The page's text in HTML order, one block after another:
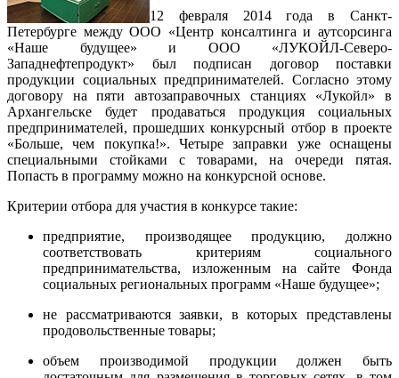
12 февраля 2014 года в Санкт-
Петербурге между ООО «Центр консалтинга и аутсорсинга
«Наше будущее» и ООО «ЛУКОЙЛ-Северо-
Западнефтепродукт» был подписан договор поставки
продукции социальных предпринимателей. Согласно этому
договору на пяти автозаправочных станциях «Лукойл» в
Архангельске будет продаваться продукция социальных
предпринимателей, прошедших конкурсный отбор в проекте
«Больше, чем покупка!». Четыре заправки уже оснащены
специальными стойками с товарами, на очереди пятая.
Попасть в программу можно на конкурсной основе.
Критерии отбора для участия в конкурсе такие:
предприятие, производящее продукцию, должно
соответствовать критериям социального
предпринимательства, изложенным на сайте Фонда
социальных региональных программ «Наше будущее»;
не рассматриваются заявки, в которых представлены
продовольственные товары;
объем производимой продукции должен быть